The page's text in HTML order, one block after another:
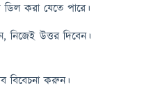
করা যেতে পারে।
নিজেই উত্তর দিবেন।
বিবেচনা করুন।